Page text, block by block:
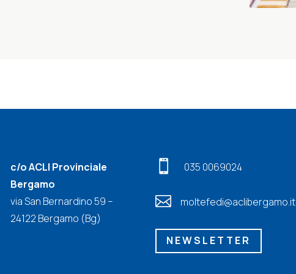
c/o ACLI Provinciale
Bergamo
via San Bernardino 59 –
24122 Bergamo (Bg)
 035 0069024
 moltefedi@aclibergamo.it
NEWSLETTER